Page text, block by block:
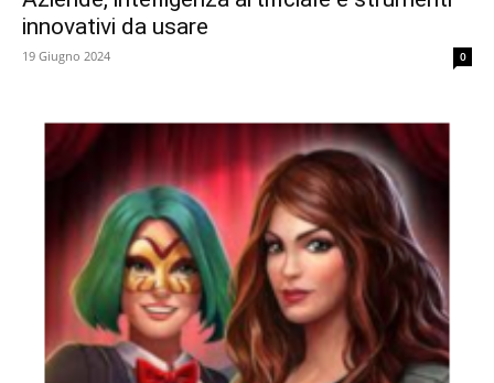
innovativi da usare
19 Giugno 2024 0